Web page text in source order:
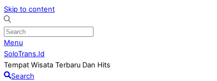
Skip to content
Menu
SoloTrans.Id
Tempat Wisata Terbaru Dan Hits
Search